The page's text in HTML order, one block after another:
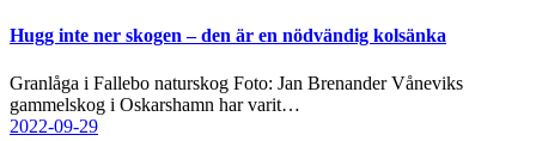
facebook-
1
instagram
cloud-
light
youtube
linkedin
Hugg inte ner skogen – den är en nödvändig kolsänka
Granlåga i Fallebo naturskog Foto: Jan Brenander Våneviks
gammelskog i Oskarshamn har varit…
2022-09-29